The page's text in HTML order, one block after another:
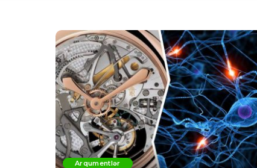
Arqumentlər